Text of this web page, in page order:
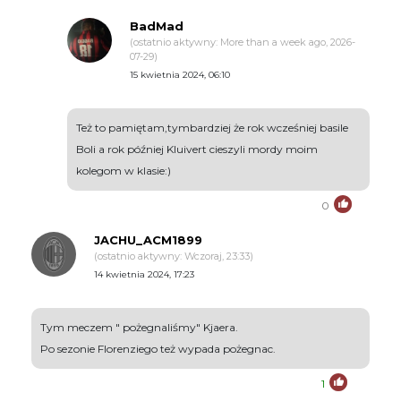
BadMad
(ostatnio aktywny: More than a week ago, 2026-
07-29)
15 kwietnia 2024, 06:10
Też to pamiętam,tymbardziej że rok wcześniej basile
Boli a rok później Kluivert cieszyli mordy moim
kolegom w klasie:)
0
JACHU_ACM1899
(ostatnio aktywny: Wczoraj, 23:33)
14 kwietnia 2024, 17:23
Tym meczem " pożegnaliśmy" Kjaera.
Po sezonie Florenziego też wypada pożegnac.
1